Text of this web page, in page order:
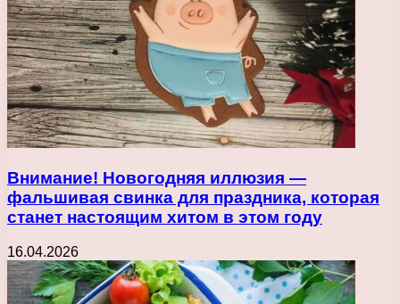
Внимание! Новогодняя иллюзия —
фальшивая свинка для праздника, которая
станет настоящим хитом в этом году
16.04.2026